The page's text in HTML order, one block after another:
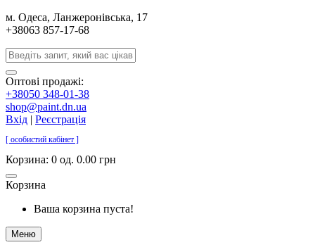
м. Одеса, Ланжеронiвська, 17
+38063 857-17-68
Оптові продажі:
+38050 348-01-38
shop@paint.dn.ua
Вхід | Реєстрація
[ особистий кабінет ]
Корзина: 0 од. 0.00 грн
Корзина
Ваша корзина пуста!
Меню